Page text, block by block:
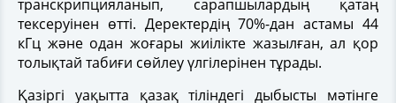
транскрипцияланып, сарапшылардың қатаң
тексеруінен өтті. Деректердің 70%-дан астамы 44
кГц және одан жоғары жиілікте жазылған, ал қор
толықтай табиғи сөйлеу үлгілерінен тұрады.
Қазіргі уақытта қазақ тіліндегі дыбысты мәтінге